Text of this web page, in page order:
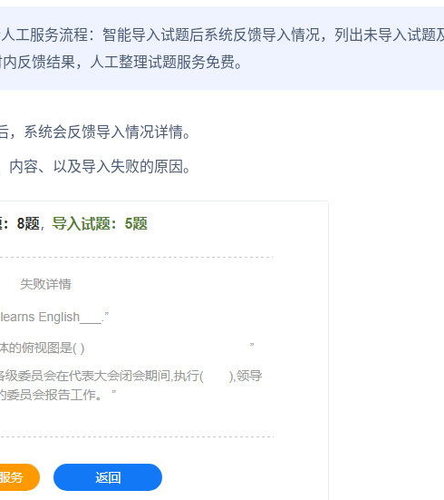
工服务流程：智能导入试题后系统反馈导入情况，列出未导入试
反馈结果，人工整理试题服务免费。
，系统会反馈导入情况详情。
容、以及导入失败的原因。